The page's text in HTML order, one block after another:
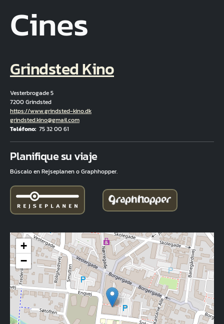
Cines
Grindsted Kino
Vesterbrogade 5
7200 Grindsted
Hjemmeside
https://www.grindsted-kino.dk
Correo electrónico
grindsted.kino@gmail.com
Teléfono 75 32 00 61
Planifique su viaje
Búscalo en Rejseplanen o Graphhopper.
+
−